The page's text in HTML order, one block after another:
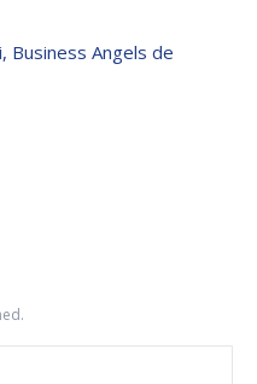
Business Angels de